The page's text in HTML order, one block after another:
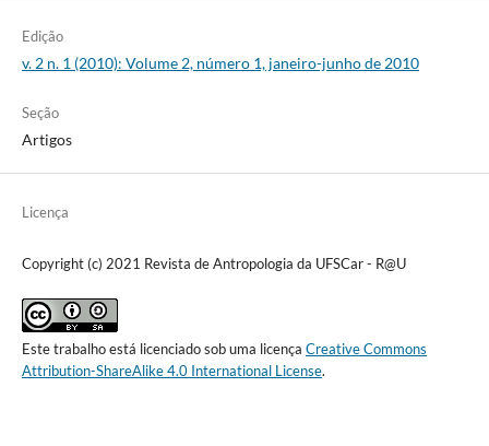
Edição
v. 2 n. 1 (2010): Volume 2, número 1, janeiro-junho de 2010
Seção
Artigos
Licença
Copyright (c) 2021 Revista de Antropologia da UFSCar - R@U
Este trabalho está licenciado sob uma licença Creative Commons
Attribution-ShareAlike 4.0 International License.